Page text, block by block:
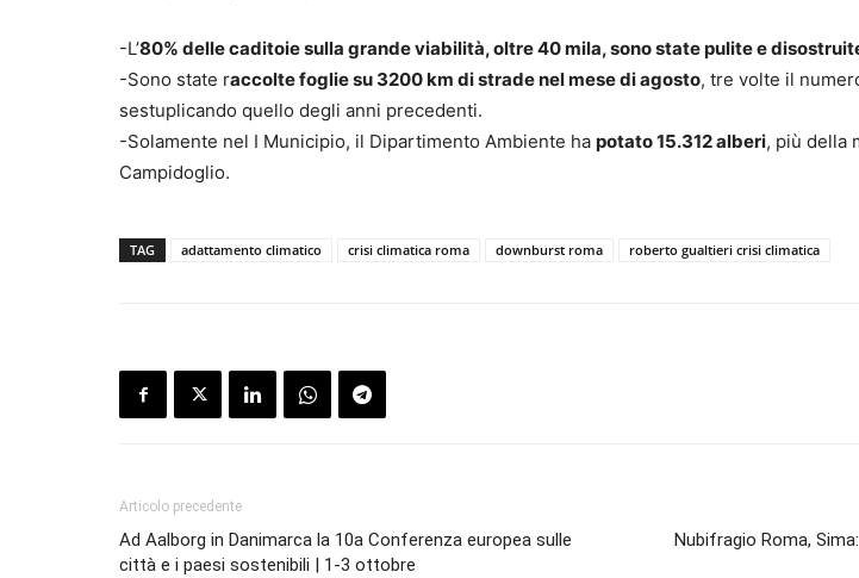
-L’80% delle caditoie sulla grande viabilità, oltre 40 mila, sono state pulite e
-Sono state raccolte foglie su 3200 km di strade nel mese di agosto, tre volte il
sestuplicando quello degli anni precedenti.
-Solamente nel I Municipio, il Dipartimento Ambiente ha potato 15.312 alberi, più della
Campidoglio.
TAG adattamento climatico crisi climatica roma downburst roma roberto gualtieri crisi climatica
Articolo precedente
Ad Aalborg in Danimarca la 10a Conferenza europea sulle
città e i paesi sostenibili | 1-3 ottobre
Nubifragio Roma,